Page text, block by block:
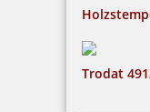
Trodat